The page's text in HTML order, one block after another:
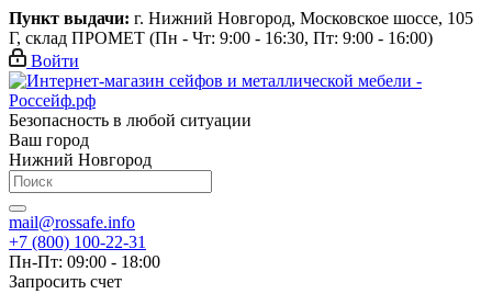
Пункт выдачи: г. Нижний Новгород, Московское шоссе, 105
Г, склад ПРОМЕТ (Пн - Чт: 9:00 - 16:30, Пт: 9:00 - 16:00)
Войти
Безопасность в любой ситуации
Ваш город
Нижний Новгород
mail@rossafe.info
+7 (800) 100-22-31
Пн-Пт: 09:00 - 18:00
Запросить счет